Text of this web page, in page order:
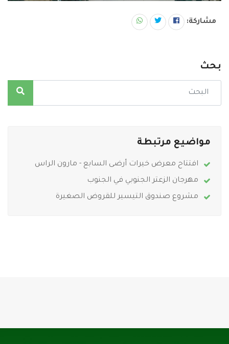
مشاركة:
بحث
مواضيع مرتبطة
افتتاح معرض خيرات أرضى السابع - مارون الراس
مهرجان الزعتر الجنوبي في الجنوب
مشروع صندوق التيسير للقروض الصغيرة